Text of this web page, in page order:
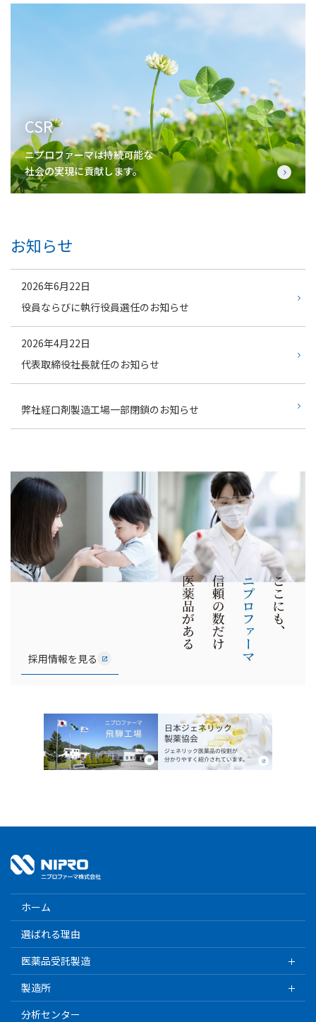
CSR
ニプロファーマは持続可能な
社会の実現に貢献します。
お知らせ
2026年6月22日
役員ならびに執行役員選任のお知らせ
2026年4月22日
代表取締役社長就任のお知らせ
弊社経口剤製造工場一部閉鎖のお知らせ
採用情報を見る
ホーム
選ばれる理由
医薬品受託製造
製造所
分析センター